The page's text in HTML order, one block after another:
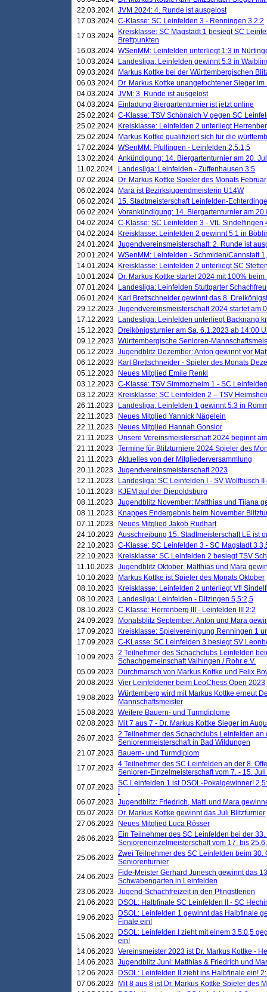
22.03.2024 JVM 2024: 4. Runde ist ausgelost
17.03.2024 C-Klasse: SC Leinfelden 3 - Renningen 3 2:2
17.03.2024
Kreisklasse: SC Magstadt 1 besiegt SC
Brettpunkten
16.03.2024 WSenMM: Leinfelden unterliegt 1:3 in
10.03.2024
Landesliga: Leinfelden gewinnt 5:3 in
09.03.2024
Markus Kottke bei der Württembergischen
06.03.2024
Dr. Markus Kottke unangefochtener Sieger
04.03.2024 JVM: 3. Runde ist ausgelost
04.03.2024
Einladung Biergartenturnier ist jetzt online
25.02.2024 C-Klasse: TSV Schönaich V gegen SC
25.02.2024
Kreisklasse: Leinfelden 2 unterliegt
25.02.2024
Markus Kottke qualifiziert sich für die
17.02.2024 WSenMM: Pfullingen - Leinfelden 2,5:1,5
13.02.2024 Ankündigung: 14. Biergartenturnier am 20.
11.02.2024
Landesliga: Leinfelden - Zuffenhausen 3:5
07.02.2024
Dr. Markus Kottke Spieler des Monats Februar
06.02.2024
Mara ist Bezirksjugendmeisterin U14W
06.02.2024 15. Stadtmeisterschaft Leinfelden-
06.02.2024 Vorankündigung: 14. Biergartenturnier am
04.02.2024 C-Klasse: SC Leinfelden 3 - VfL Sindelfingen
04.02.2024
Kreisklasse: Leinfelden 2 gewinnt 5:1 in
24.01.2024 Jugendvereinsmeisterschaft: 2. Runde ist
20.01.2024 WSenMM: Leinfelden - Schmiden/Cannstatt
14.01.2024
Kreisklasse: Leinfelden 2 unterliegt SC
10.01.2024
Dr. Markus Kottke startet 2024 mit 100%
07.01.2024
Landesliga: Leinfelden Stuttgarter
06.01.2024
Karl Brettschneider gewinnt das 8.
29.12.2023 Jugendvereinsmeisterschaft 2024 startet am
17.12.2023
Landesliga: Leinfelden unterliegt Backnang
15.12.2023
Dreikönigsturnier am Sa, 6.1.2023 ab 14:00
09.12.2023 Württembergische Senioren-
06.12.2023 Jugendblitz Dezember: Anton gewinnt vor
06.12.2023
Karl Brettschneider - Spieler des Monats
05.12.2023
Neues Mitglied Emile Renkl
03.12.2023 C-Klasse: TSV Simmozheim 1 - SC
03.12.2023
Kreisklasse: SC Leinfelden 2 – TSV
26.11.2023
Landesliga: Leinfelden 1 gewinnt 5:3 in
22.11.2023
Neues Mitglied Yannick Nägelein
22.11.2023
Neues Mitglied Hannah Gonsior
21.11.2023
Unsere Vereinsmeisterschaft 2024 beginnt
21.11.2023 Termine für Blitzturniere 2024 Spieler des
21.11.2023 Aktuelles von der Mitgliederversammlung
20.11.2023 Jugendvereinsmeisterschaft 2023
12.11.2023
Landesliga: SC Leinfelden I - SV Wolfbusch II
10.11.2023
KJEM auf der Diepoldsburg
08.11.2023 Jugendblitz November: Matthias und Tijana
08.11.2023
Knappes Endergebnis beim November
07.11.2023
Neues Mitglied Jakob Rudhart
24.10.2023 Ausschreibung 15. Stadtmeisterschaft LE ist
22.10.2023 C-Klasse: SC Leinfelden 3 - SC Magstadt 3
22.10.2023
Kreisklasse: SC Leinfelden 2 besiegt TSV
11.10.2023 Jugendblitz Oktober: Matthias und Mara
10.10.2023
Markus Kottke ist Spieler des Monats Oktober
08.10.2023
Kreisklasse: Leinfelden 2 unterliegt Vfl
08.10.2023
Landesliga: Leinfelden - Ditzingen 5,5:2,5
08.10.2023 C-Klasse: Herrenberg III - Leinfelden III 2:2
24.09.2023
Monatsblitz September: Anton und Mara
17.09.2023
Kreisklasse: Spielvereinigung Renningen 1
17.09.2023 C-KLasse: SC Leinfelden 3 besiegt SV
10.09.2023 2 Teilnehmer des Schachclubs Leinfelden
Schachgemeinschaft Vaihingen / Rohr e.V.
05.09.2023
Durchmarsch von Markus Kottke und Felix
20.08.2023 Vier Leinfeldener beim LeoChess Open 2023
19.08.2023 Württemberg wird mit Markus Kottke erneut
Mannschaftsmeister
15.08.2023 Weitere Bauern- und Turmdiplome
02.08.2023
Mit 7 aus 7 - Dr. Markus Kottke Sieger im
26.07.2023 2 Teilnehmer des Schachclubs Leinfelden an
Seniorenmeisterschaft in Bad Wildungen
21.07.2023
Bauern- und Turmdiplom
17.07.2023 4 Teilnehmer des SC Leinfelden an der 8.
Senioren-Einzelmeisterschaft vom 7. - 15.
07.07.2023 SC Leinfelden 1 ist DSOL-Pokalgewinner!
!
06.07.2023 Jugendblitz: Friedrich, Matti und Mara
05.07.2023
Dr. Markus Kottke gewinnt das Juli Blitzturnier
27.06.2023
Neues Mitglied Luca Rösser
26.06.2023
Ein Teilnehmer des SC Leinfelden bei der
Senioreneinzelmeisterschaft vom 17. bis
25.06.2023 Zwei Teilnehmer des SC Leinfelden beim
Seniorenturnier
24.06.2023
Fide-Meister Gerhard Junesch gewinnt das
Schwabengarten in Leinfelden
23.06.2023 Jugend-Schachfreizeit in den Pfingstferien
21.06.2023
DSOL: Halbfinale SC Leinfelden II - SC
19.06.2023
DSOL: Leinfelden 1 gewinnt das Halbfinale
Finale ein!
15.06.2023
DSOL: Leinfelden I zieht mit einem 3.5:0,5
ein!
14.06.2023 Vereinsmeister 2023 ist Dr. Markus Kottke -
14.06.2023 Jugendblitz Juni: Matthias & Friedrich und
12.06.2023
DSOL: Leinfelden II zieht ins Halbfinale ein!
07.06.2023
Mit 8 aus 8 ist Dr. Markus Kottke Spieler des